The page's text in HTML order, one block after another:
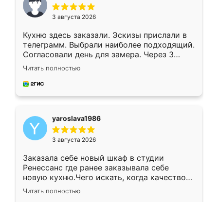
3 августа 2026
Кухню здесь заказали. Эскизы прислали в
телеграмм. Выбрали наиболее подходящий.
Согласовали день для замера. Через 3
недели кухня была уже готова. Остались
довольны работой. Спасибо Ренессанс
мебель за качественную работу!
Читать полностью
yaroslava1986
3 августа 2026
Заказала себе новый шкаф в студии
Ренессанс где ранее заказывала себе
новую кухню.Чего искать, когда качеством
вполне довольна. Служит кухня уже почти
два года, нареканий нет.
Читать полностью